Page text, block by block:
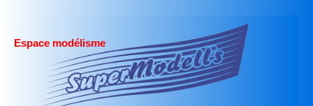
Espace modélisme